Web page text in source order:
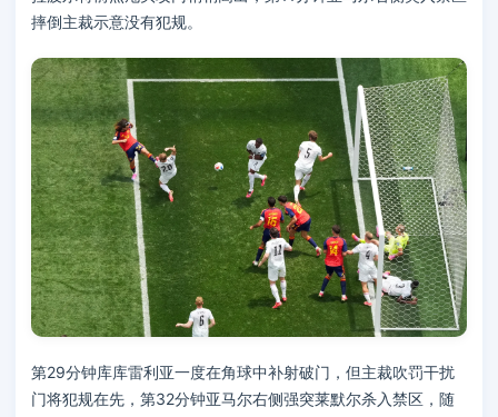
摔倒主裁示意没有犯规。
第29分钟库库雷利亚一度在角球中补射破门，但主裁吹罚干扰
门将犯规在先，第32分钟亚马尔右侧强突莱默尔杀入禁区，随